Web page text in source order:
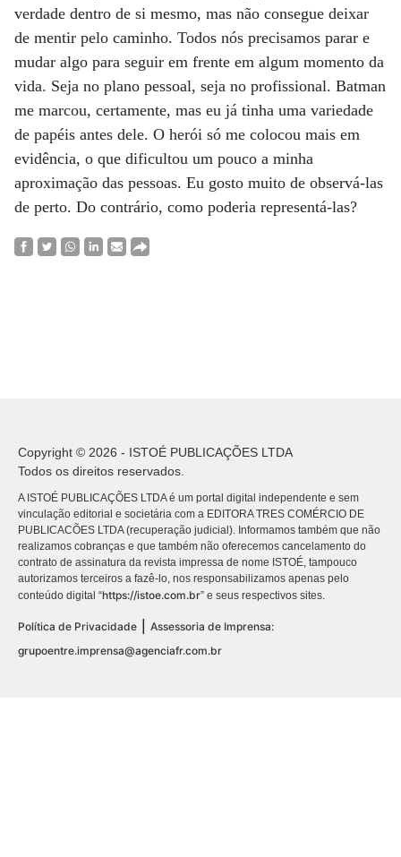
verdade dentro de si mesmo, mas não consegue deixar
de mentir pelo caminho. Todos nós precisamos parar e
mudar algo para seguir em frente em algum momento da
vida. Seja no plano pessoal, seja no profissional. Batman
me marcou, certamente, mas eu já tinha uma variedade
de papéis antes dele. O herói só me colocou mais em
evidência, o que dificultou um pouco a minha
aproximação das pessoas. Eu gosto muito de observá-las
de perto. Do contrário, como poderia representá-las?
Copyright © 2026 - ISTOÉ PUBLICAÇÕES LTDA
Todos os direitos reservados.
A ISTOÉ PUBLICAÇÕES LTDA é um portal digital independente e sem
vinculação editorial e societária com a EDITORA TRES COMÉRCIO DE
PUBLICACÕES LTDA (recuperação judicial). Informamos também que não
realizamos cobranças e que também não oferecemos cancelamento do
contrato de assinatura da revista impressa de nome ISTOÉ, tampouco
autorizamos terceiros a fazê-lo, nos responsabilizamos apenas pelo
conteúdo digital “https://istoe.com.br” e seus respectivos sites.
Política de Privacidade
Assessoria de Imprensa:
grupoentre.imprensa@agenciafr.com.br